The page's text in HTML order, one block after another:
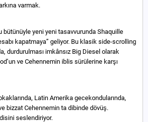
varmak.
bütünüyle yeni yeni tasavvurunda Shaquille
kapatmaya” geliyor. Bu klasik side-scrolling
durdurulması imkânsız Big Diesel olarak
ve Cehennemin iblis sürülerine karşı
Latin Amerika gecekondularında,
bizzat Cehennemin ta dibinde dövüş.
seslendiriyor.